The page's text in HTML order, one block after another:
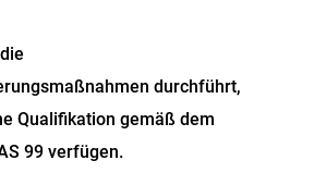
durchführt,
Qualifikation gemäß dem
99 verfügen.